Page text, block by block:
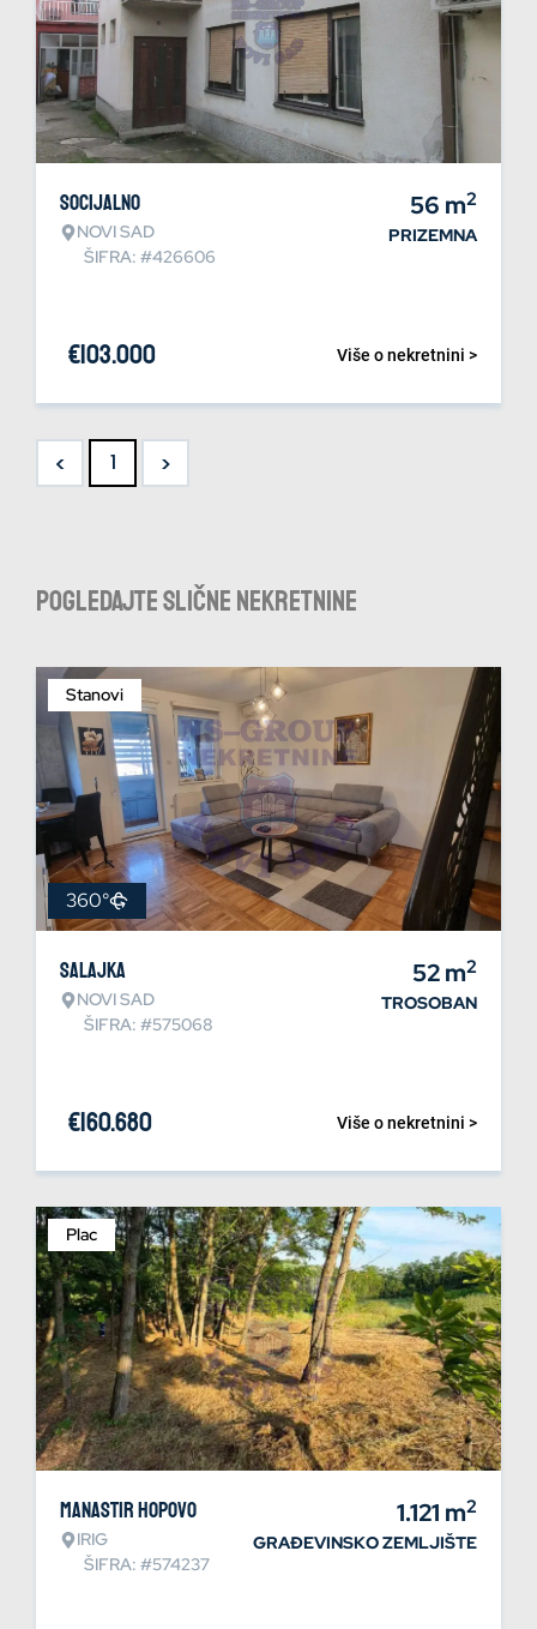
Socijalno
NOVI SAD
ŠIFRA: #426606
56 m2
PRIZEMNA
Više o nekretnini >
€103.000
< 1 >
Pogledajte slične nekretnine
Stanovi
360°
Salajka
NOVI SAD
ŠIFRA: #575068
52m2
TROSOBAN
Više o nekretnini >
€160.680
Plac
Manastir Hopovo
IRIG
ŠIFRA: #574237
1.121 m2
GRAĐEVINSKO ZEMLJIŠTE